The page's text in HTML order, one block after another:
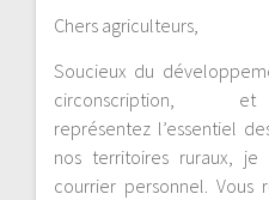
Chers agriculteurs,
Soucieux du
représentez l’essentiel
nos territoires ruraux,
courrier personnel.